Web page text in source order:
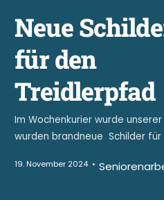
Neue
für den
Treidlerpfad
Im Wochenkurier wurde
wurden brandneue Schilder
19. November 2024